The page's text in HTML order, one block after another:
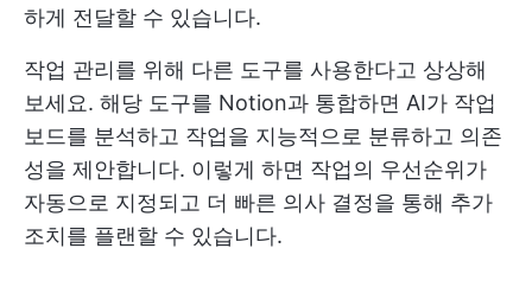
하게 전달할 수 있습니다.
작업 관리를 위해 다른 도구를 사용한다고 상상해
보세요. 해당 도구를 Notion과 통합하면 AI가 작업
보드를 분석하고 작업을 지능적으로 분류하고 의존
성을 제안합니다. 이렇게 하면 작업의 우선순위가
자동으로 지정되고 더 빠른 의사 결정을 통해 추가
조치를 플랜할 수 있습니다.